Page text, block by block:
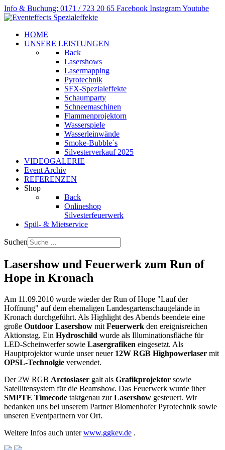
Info & Buchung: 0171 / 723 20 65 Facebook InstagramYoutube
HOME
UNSERE LEISTUNGEN
Back
Lasershows
Lasermapping
Pyrotechnik
SFX-Spezialeffekte
Schaumparty
Schneemaschinen
Flammenprojektorn
Wasserspiele
Wasserleinwände
Smoke-Bubble´s
Silvesterverkauf 2025
VIDEOGALERIE
Event Archiv
REFERENZEN
Shop
Back
Onlineshop
Silvesterfeuerwerk
Spül- & Mietservice
Suchen
Lasershow und Feuerwerk zum Run of
Hope in Kronach
Am 11.09.2010 wurde wieder der Run of Hope "Lauf der
Hoffnung" auf dem ehemaligen Landesgartenschaugelände in
Kronach durchgeführt. Als Highlight des Abends beendete eine
große Outdoor Lasershow mit Feuerwerk den ereignisreichen
Aktionstag. Ein Hydroschild wurde als Illuminationsfläche für
LED-Scheinwerfer sowie Lasergrafiken eingesetzt. Als
Hauptprojektor wurde unser neuer 12W RGB Highpowerlaser mit
OPSL-Technolgie verwendet.
Der 2W RGB Arctoslaser galt als Grafikprojektor sowie
Satellitensystem für die Beamshow. Das Feuerwerk wurde über
SMPTE Timecode taktgenau zurLasershow gesteuert. Wir
bedanken uns bei unserem Partner Blomenhofer Pyrotechnik sowie
unseren Eventpartnern vor Ort.
Weitere Infos auch unterwww.ggkev.de .